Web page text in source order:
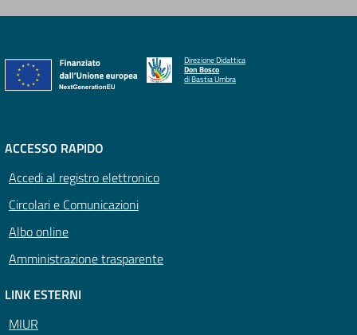
Direzione Didattica
Don Bosco
di Bastia Umbra
ACCESSO RAPIDO
Accedi al registro elettronico
Circolari e Comunicazioni
Albo online
Amministrazione trasparente
LINK ESTERNI
MIUR